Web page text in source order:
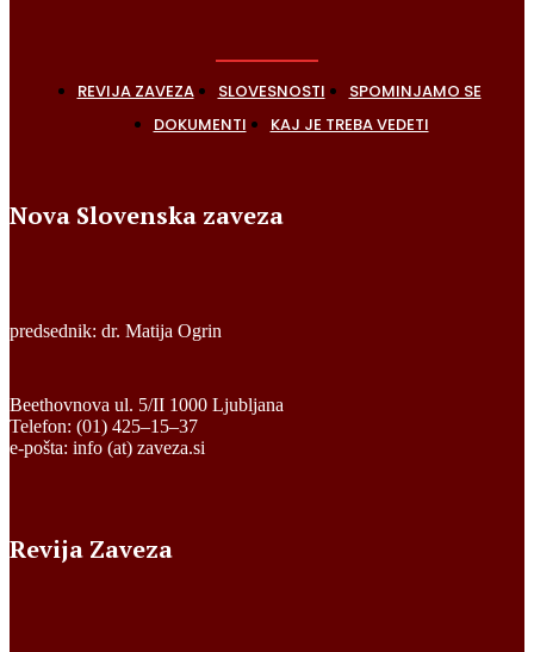
REVIJA ZAVEZA SLOVESNOSTI
SPOMINJAMO SE
DOKUMENTI
KAJ JE TREBA VEDETI
Nova Slovenska zaveza
predsednik: dr. Matija Ogrin
Beethovnova ul. 5/II 1000 Ljubljana
Telefon: (01) 425–15–37
e-pošta: info (at) zaveza.si
Revija Zaveza